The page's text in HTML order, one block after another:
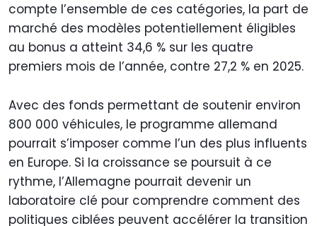
compte l’ensemble de ces catégories, la part de
marché des modèles potentiellement éligibles
au bonus a atteint 34,6 % sur les quatre
premiers mois de l’année, contre 27,2 % en 2025.
Avec des fonds permettant de soutenir environ
800 000 véhicules, le programme allemand
pourrait s’imposer comme l’un des plus influents
en Europe. Si la croissance se poursuit à ce
rythme, l’Allemagne pourrait devenir un
laboratoire clé pour comprendre comment des
politiques ciblées peuvent accélérer la transition